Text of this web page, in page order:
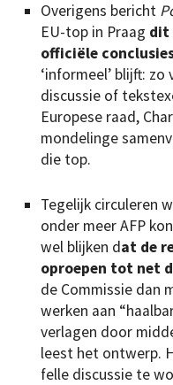
Overigens bericht
EU-top in Praag dit
officiële
‘informeel’ blijft:
discussie of
Europese raad,
mondelinge
die top.
Tegelijk circuleren
onder meer AFP
wel blijken dat de
oproepen tot net
de Commissie dan
werken aan
verlagen door
leest het ontwerp.
felle discussie te